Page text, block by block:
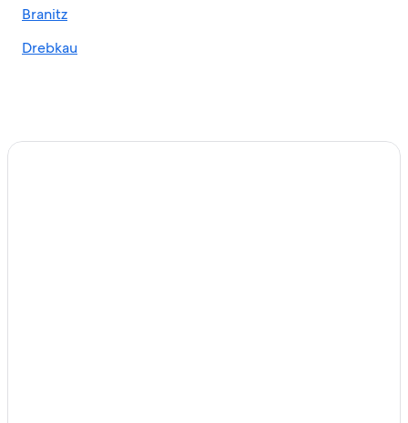
Hoteles cerca de Lago Senftenberger
Hoteles en Müllrose
Branitz
Drebkau